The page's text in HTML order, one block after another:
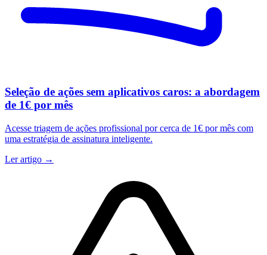
Seleção de ações sem aplicativos caros: a abordagem
de 1€ por mês
Acesse triagem de ações profissional por cerca de 1€ por mês com
uma estratégia de assinatura inteligente.
Ler artigo →